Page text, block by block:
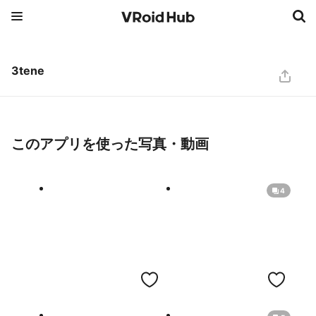
3tene
このアプリを使った写真・動画
4